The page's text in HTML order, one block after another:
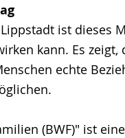
ist dieses
kann. Es
echte
(BWF)" ist